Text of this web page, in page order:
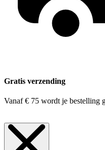
Gratis verzending
Vanaf € 75 wordt je bestelling